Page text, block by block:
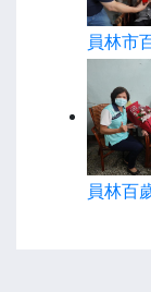
員林市
員林百